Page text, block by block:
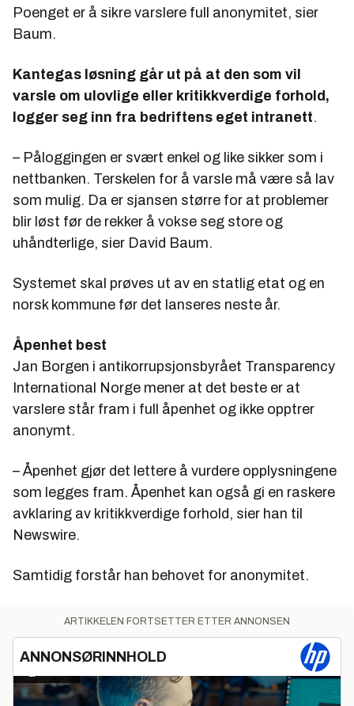
Poenget er å sikre varslere full anonymitet, sier
Baum.
Kantegas løsning går ut på at den som vil
varsle om ulovlige eller kritikkverdige forhold,
logger seg inn fra bedriftens eget intranett.
– Påloggingen er svært enkel og like sikker som i
nettbanken. Terskelen for å varsle må være så lav
som mulig. Da er sjansen større for at problemer
blir løst før de rekker å vokse seg store og
uhåndterlige, sier David Baum.
Systemet skal prøves ut av en statlig etat og en
norsk kommune før det lanseres neste år.
Åpenhet best
Jan Borgen i antikorrupsjonsbyrået Transparency
International Norge mener at det beste er at
varslere står fram i full åpenhet og ikke opptrer
anonymt.
– Åpenhet gjør det lettere å vurdere opplysningene
som legges fram. Åpenhet kan også gi en raskere
avklaring av kritikkverdige forhold, sier han til
Newswire.
Samtidig forstår han behovet for anonymitet.
ARTIKKELEN FORTSETTER ETTER ANNONSEN
ANNONSØRINNHOLD